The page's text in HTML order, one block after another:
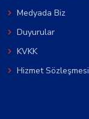
Medyada Biz
Duyurular
KVKK
Hizmet Sözleşmesi